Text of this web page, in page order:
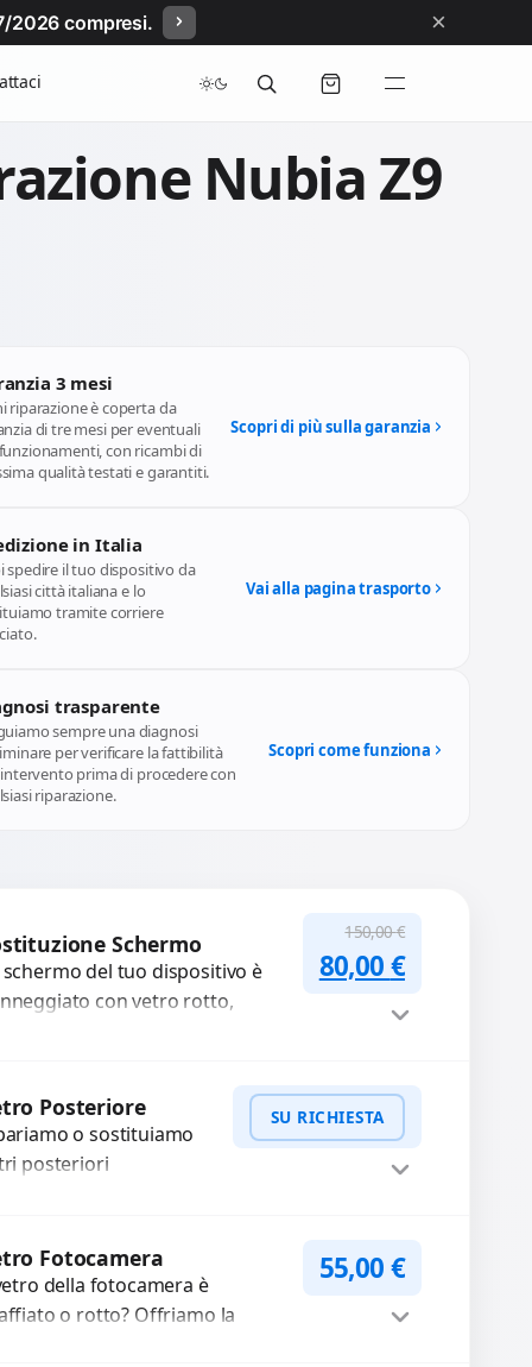
2026 compresi. ×
Nubia Z9
3 mesi
riparazione è coperta da
di tre mesi per eventuali
con ricambi di
qualità testati e garantiti.
Scopri di più sulla garanzia
in Italia
spedire il tuo dispositivo da
città italiana e lo
tramite corriere
Vai alla pagina trasporto
trasparente
sempre una diagnosi
per verificare la fattibilità
prima di procedere con
riparazione.
Scopri come funziona
Schermo
schermo del tuo dispositivo è
con vetro rotto,
150,00€
Il prezzo
80,00€Il prezzo
Posteriore
o sostituiamo
posteriori
e ripristinare
originale.
ricambi di alta
SU RICHIESTA
Preventivo
Fotocamera
della fotocamera è
o rotto? Offriamo la
55,00€